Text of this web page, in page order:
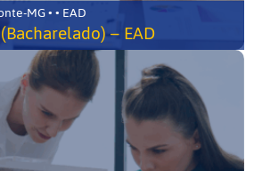
Santo Antônio do Monte-MG • • EAD
– EAD